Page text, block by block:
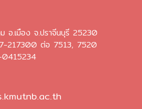
อ.เมือง จ.ปราจีนบุรี 25230
217300 ต่อ 7513, 7520